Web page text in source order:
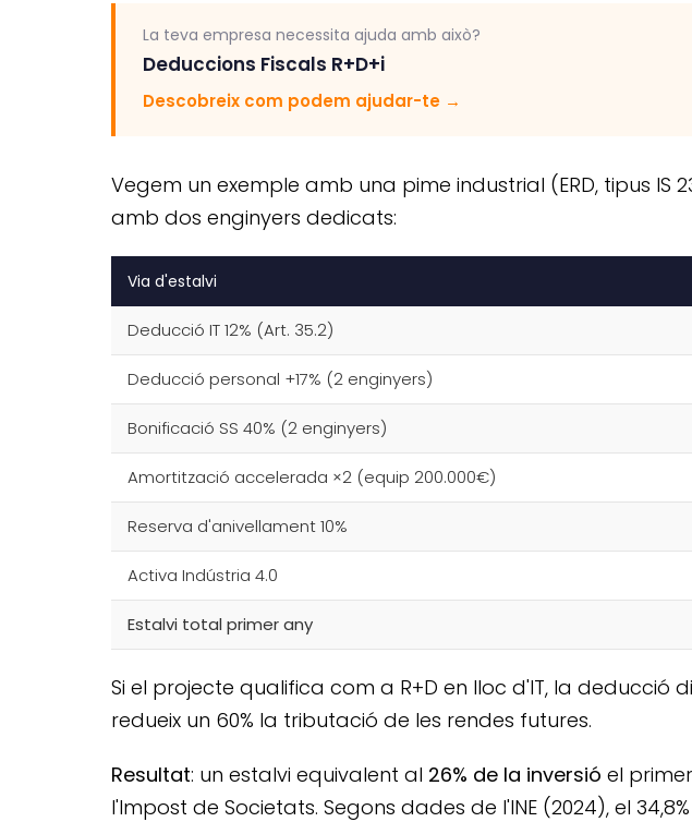
La teva empresa necessita ajuda amb això?
Deduccions Fiscals R+D+i
Descobreix com podem ajudar-te →
Vegem un exemple amb una pime industrial (ERD, tipus IS
amb dos enginyers dedicats:
Via d'estalvi
Deducció IT 12% (Art. 35.2)
Deducció personal +17% (2 enginyers)
Bonificació SS 40% (2 enginyers)
Amortització accelerada ×2 (equip 200.000€)
Reserva d'anivellament 10%
Activa Indústria 4.0
Estalvi total primer any
Si el projecte qualifica com a R+D en lloc d'IT, la deducció
redueix un 60% la tributació de les rendes futures.
Resultat: un estalvi equivalent al 26% de la inversió el
l'Impost de Societats. Segons dades de l'INE (2024), el